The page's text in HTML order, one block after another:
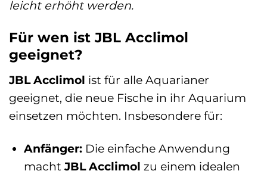
leicht erhöht werden.
Für wen ist JBL Acclimol
geeignet?
JBL Acclimol ist für alle Aquarianer
geeignet, die neue Fische in ihr Aquarium
einsetzen möchten. Insbesondere für:
Anfänger:Die einfache Anwendung
machtJBL Acclimol zu einem idealen